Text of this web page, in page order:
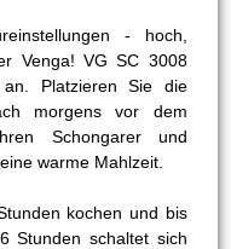
- hoch,
Venga! VG SC 3008
Platzieren Sie die
morgens vor dem
Schongarer und
warme Mahlzeit.
kochen und bis
Stunden schaltet sich